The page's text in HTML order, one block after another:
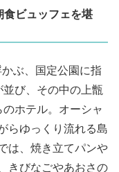
食ビュッフェを堪
ぶ、国定公園に指
び、その中の上甑
ホテル。オーシャ
らゆっくり流れる島
は、焼き立てパンや
きびなごやあおさの